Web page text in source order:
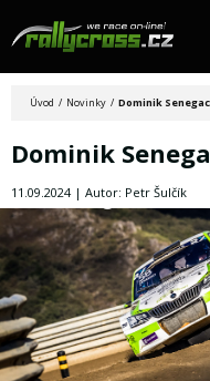
Úvod / Novinky / Dominik
Dominik
11.09.2024 | Autor: Petr Šulčík